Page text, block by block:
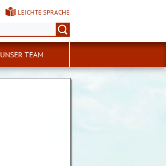
LEICHTE SPRACHE
UNSER TEAM